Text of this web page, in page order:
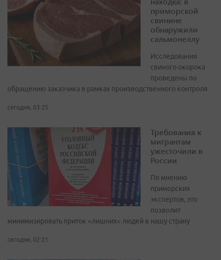
приморской
свинине
обнаружили
сальмонеллу
Исследования
свиного окорока
проведены по
обращению заказчика в рамках производственного контроля
сегодня, 03:25
Требования к
мигрантам
ужесточили в
России
По мнению
приморских
экспертов, это
позволит
минимизировать приток «лишних» людей в нашу страну
сегодня, 02:21